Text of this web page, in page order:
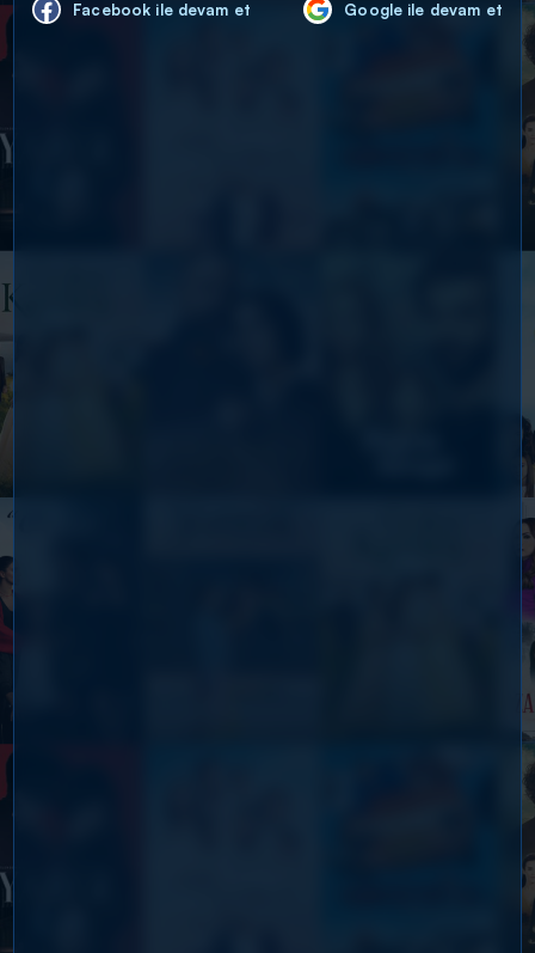
Facebook ile devam et Google ile devam et